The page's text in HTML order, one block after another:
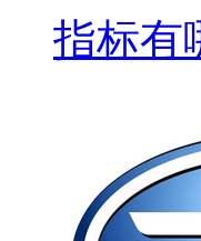
指标有